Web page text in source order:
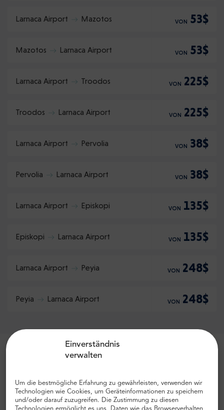
Einverständnis
verwalten
Um die bestmögliche Erfahrung zu gewährleisten, verwenden wir
Technologien wie Cookies, um Geräteinformationen zu speichern
und/oder darauf zuzugreifen. Die Zustimmung zu diesen
Technologien ermöglicht es uns, Daten wie das Browserverhalten
Larnaca Airport Mazotos VON 53$
Mazotos Larnaca Airport VON 53$
Larnaca Airport Troodos VON 225$
Troodos Larnaca Airport VON 225$
Larnaca Airport Pervolia VON 38$
Pervolia Larnaca Airport VON 38$
Larnaca Airport Episkopi VON 135$
Episkopi Larnaca Airport VON 135$
Larnaca Airport Peyia VON 248$
Peyia Larnaca Airport VON 248$